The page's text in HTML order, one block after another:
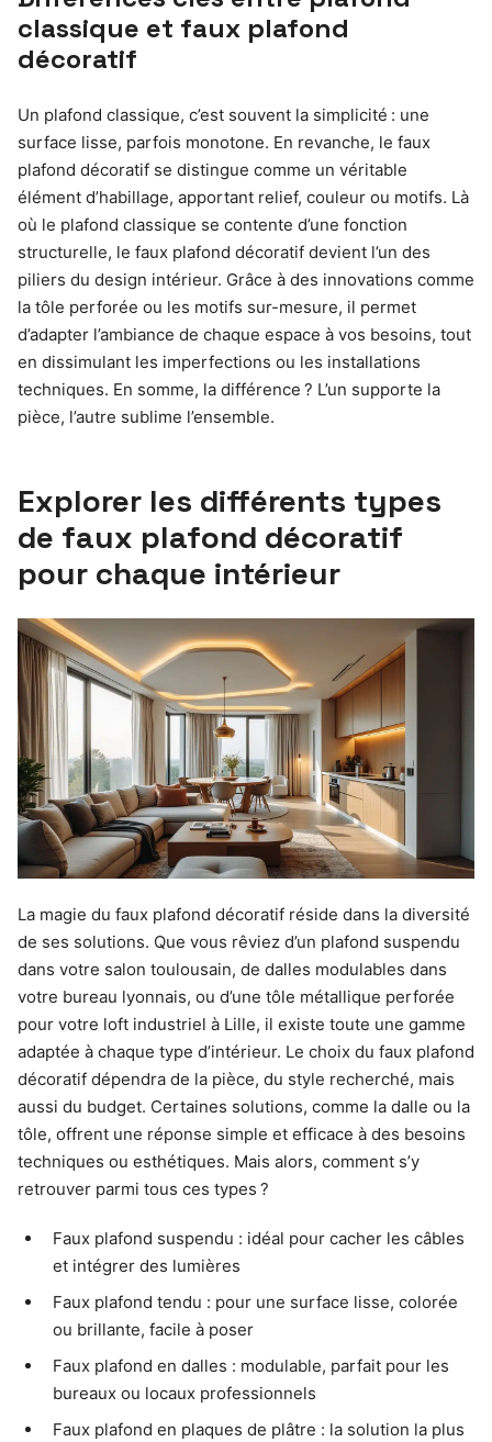
classique et faux plafond
décoratif
Un plafond classique, c’est souvent la simplicité : une
surface lisse, parfois monotone. En revanche, le faux
plafond décoratif se distingue comme un véritable
élément d’habillage, apportant relief, couleur ou motifs. Là
où le plafond classique se contente d’une fonction
structurelle, le faux plafond décoratif devient l’un des
piliers du design intérieur. Grâce à des innovations comme
la tôle perforée ou les motifs sur-mesure, il permet
d’adapter l’ambiance de chaque espace à vos besoins, tout
en dissimulant les imperfections ou les installations
techniques. En somme, la différence ? L’un supporte la
pièce, l’autre sublime l’ensemble.
Explorer les différents types
de faux plafond décoratif
pour chaque intérieur
La magie du faux plafond décoratif réside dans la diversité
de ses solutions. Que vous rêviez d’un plafond suspendu
dans votre salon toulousain, de dalles modulables dans
votre bureau lyonnais, ou d’une tôle métallique perforée
pour votre loft industriel à Lille, il existe toute une gamme
adaptée à chaque type d’intérieur. Le choix du faux plafond
décoratif dépendra de la pièce, du style recherché, mais
aussi du budget. Certaines solutions, comme la dalle ou la
tôle, offrent une réponse simple et efficace à des besoins
techniques ou esthétiques. Mais alors, comment s’y
retrouver parmi tous ces types ?
Faux plafond suspendu : idéal pour cacher les câbles
et intégrer des lumières
Faux plafond tendu : pour une surface lisse, colorée
ou brillante, facile à poser
Faux plafond en dalles : modulable, parfait pour les
bureaux ou locaux professionnels
Faux plafond en plaques de plâtre : la solution la plus